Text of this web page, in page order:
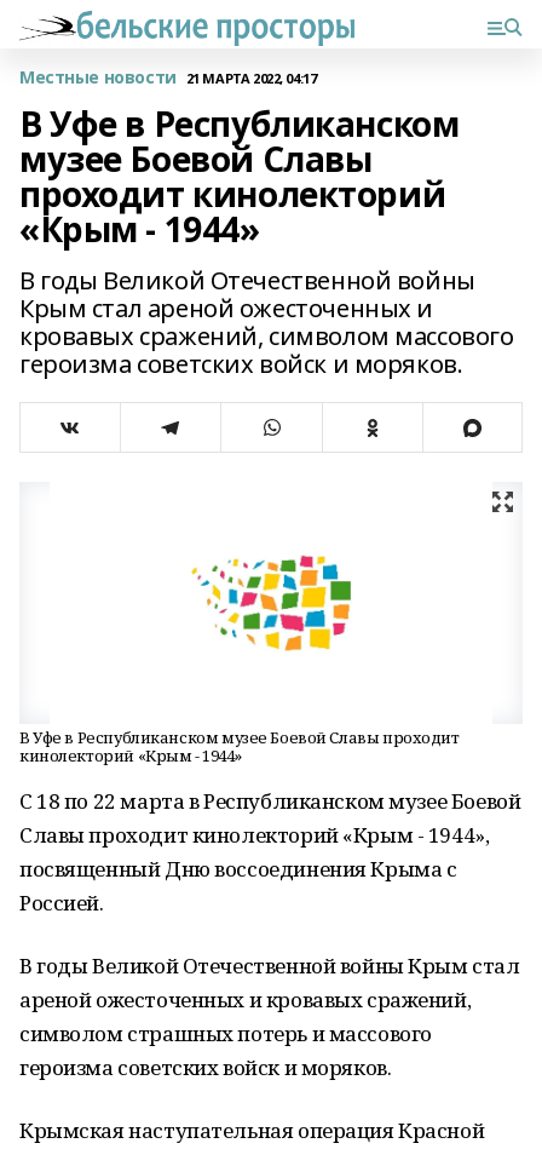
Местные новости 21 МАРТА 2022, 04:17
В Уфе в Республиканском
музее Боевой Славы
проходит кинолекторий
«Крым - 1944»
В годы Великой Отечественной войны
Крым стал ареной ожесточенных и
кровавых сражений, символом массового
героизма советских войск и моряков.
В Уфе в Республиканском музее Боевой Славы проходит
кинолекторий «Крым - 1944»
С 18 по 22 марта в Республиканском музее Боевой
Славы проходит кинолекторий «Крым - 1944»,
посвященный Дню воссоединения Крыма с
Россией.
В годы Великой Отечественной войны Крым стал
ареной ожесточенных и кровавых сражений,
символом страшных потерь и массового
героизма советских войск и моряков.
Крымская наступательная операция Красной